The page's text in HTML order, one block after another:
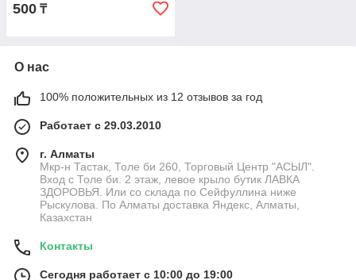
500 ₸
О нас
100% положительных из 12 отзывов за год
Работает с 29.03.2010
г. Алматы
Мкр-н Тастак, Толе би 260, Торговый Центр "АСЫЛ".
Вход с Толе би. 2 этаж, левое крыло бутик ЛАВКА
ЗДОРОВЬЯ. Или со склада по Сейфуллина ниже
Рыскулова. По Алматы доставка Яндекс, Алматы,
Казахстан
Контакты
Сегодня работает с 10:00 до 19:00